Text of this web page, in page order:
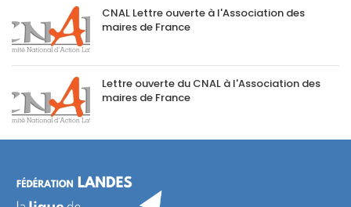
CNAL Lettre ouverte à l'Association des
maires de France
Lettre ouverte du CNAL à l'Association des
maires de France